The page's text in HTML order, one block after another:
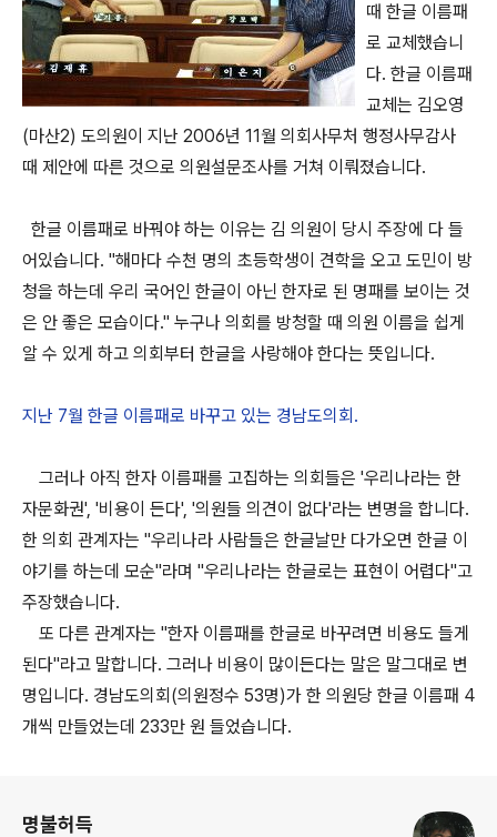
때 한글 이름패
로 교체했습니
다. 한글 이름패
교체는 김오영
(마산2) 도의원이 지난 2006년 11월 의회사무처 행정사무감사
때 제안에 따른 것으로 의원설문조사를 거쳐 이뤄졌습니다.
한글 이름패로 바꿔야 하는 이유는 김 의원이 당시 주장에 다 들
어있습니다. "해마다 수천 명의 초등학생이 견학을 오고 도민이 방
청을 하는데 우리 국어인 한글이 아닌 한자로 된 명패를 보이는 것
은 안 좋은 모습이다." 누구나 의회를 방청할 때 의원 이름을 쉽게
알 수 있게 하고 의회부터 한글을 사랑해야 한다는 뜻입니다.
지난 7월 한글 이름패로 바꾸고 있는 경남도의회.
그러나 아직 한자 이름패를 고집하는 의회들은 '우리나라는 한
자문화권', '비용이 든다', '의원들 의견이 없다'라는 변명을 합니다.
한 의회 관계자는 "우리나라 사람들은 한글날만 다가오면 한글 이
야기를 하는데 모순"라며 "우리나라는 한글로는 표현이 어렵다"고
주장했습니다.
또 다른 관계자는 "한자 이름패를 한글로 바꾸려면 비용도 들게
된다"라고 말합니다. 그러나 비용이 많이든다는 말은 말그대로 변
명입니다. 경남도의회(의원정수 53명)가 한 의원당 한글 이름패 4
개씩 만들었는데 233만 원 들었습니다.
명불허득